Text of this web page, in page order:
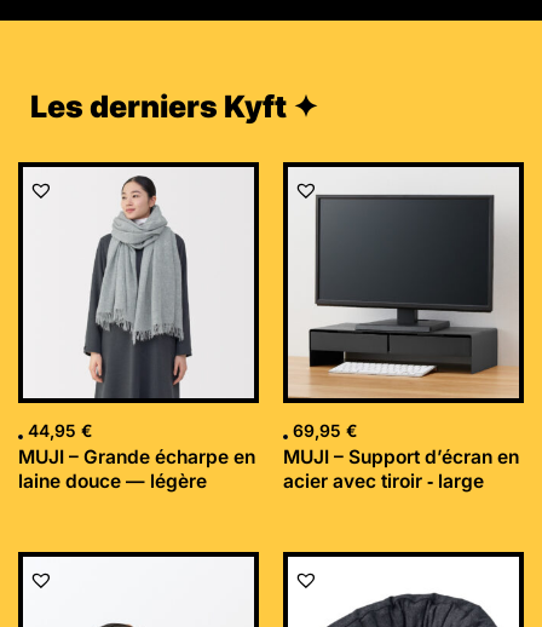
Les derniers Kyft ✦
44,95 €
MUJI – Grande écharpe en
laine douce — légère
69,95 €
MUJI – Support d’écran en
acier avec tiroir ‐ large